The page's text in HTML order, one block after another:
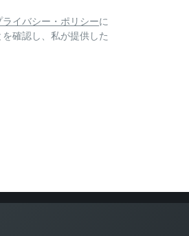
ライバシー・ポリシーに
確認し、私が提供した